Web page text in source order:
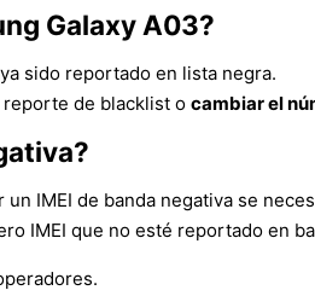
Galaxy A03?
sido reportado en lista negra.
de blacklist o cambiar el
IMEI de banda negativa se
IMEI que no esté reportado en